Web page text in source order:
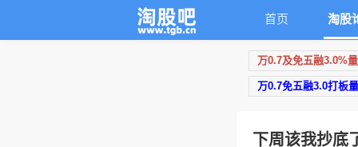
首页 淘股
万0.7及免五融3.0%
万0.7免五融3.0打板
下周该我抄底